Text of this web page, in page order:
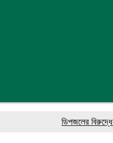
ডিপজলের বিরুদ্ধে